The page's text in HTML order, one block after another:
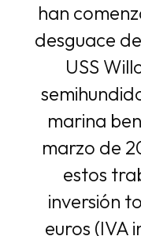
han
desguace
USS
marina
marzo de
estos
inversión
euros (IVA